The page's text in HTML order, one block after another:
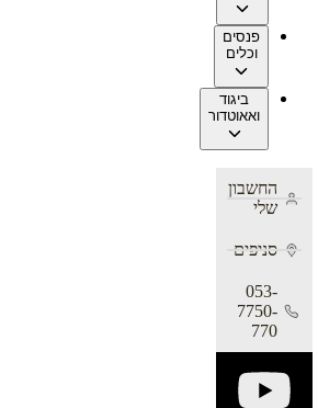
פנסים
וכלים
ביגוד
ואאוטדור
החשבון
שלי
סניפים
053-
7750-
770